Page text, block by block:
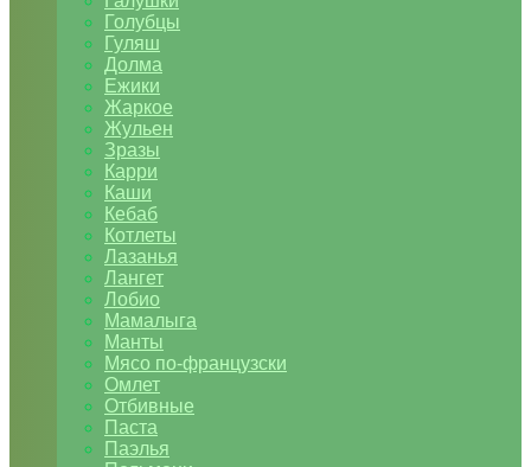
Голубцы
Гуляш
Долма
Ежики
Жаркое
Жульен
Зразы
Карри
Каши
Кебаб
Котлеты
Лазанья
Лангет
Лобио
Мамалыга
Манты
Мясо по-французски
Омлет
Отбивные
Паста
Паэлья